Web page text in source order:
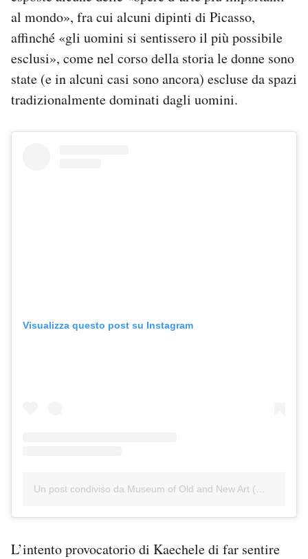
al mondo», fra cui alcuni dipinti di Picasso,
affinché «gli uomini si sentissero il più possibile
esclusi», come nel corso della storia le donne sono
state (e in alcuni casi sono ancora) escluse da spazi
tradizionalmente dominati dagli uomini.
Visualizza questo post su Instagram
L’intento provocatorio di Kaechele di far sentire